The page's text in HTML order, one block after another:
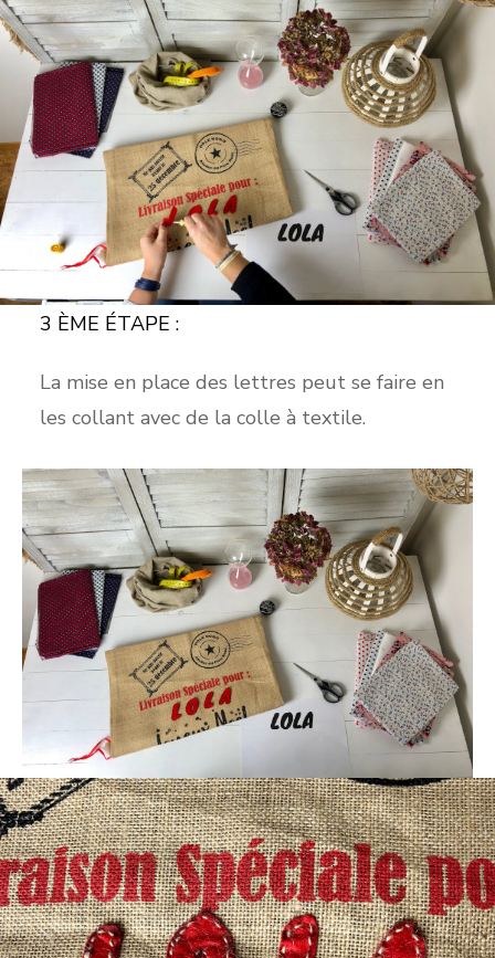
3 ÈME ÉTAPE :
La mise en place des lettres peut se faire en
les collant avec de la colle à textile.